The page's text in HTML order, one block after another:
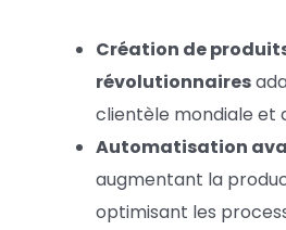
Création de
révolutionnaires
clientèle mondiale et
Automatisation
augmentant la
optimisant les